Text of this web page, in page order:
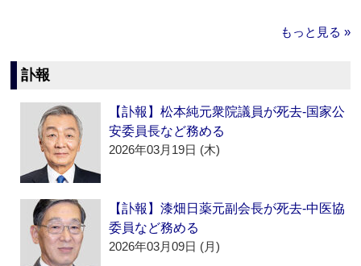
もっと見る »
訃報
【訃報】松本純元衆院議員が死去‐国家公
安委員長など務める
2026年03月19日 (木)
【訃報】漆畑日薬元副会長が死去‐中医協
委員など務める
2026年03月09日 (月)